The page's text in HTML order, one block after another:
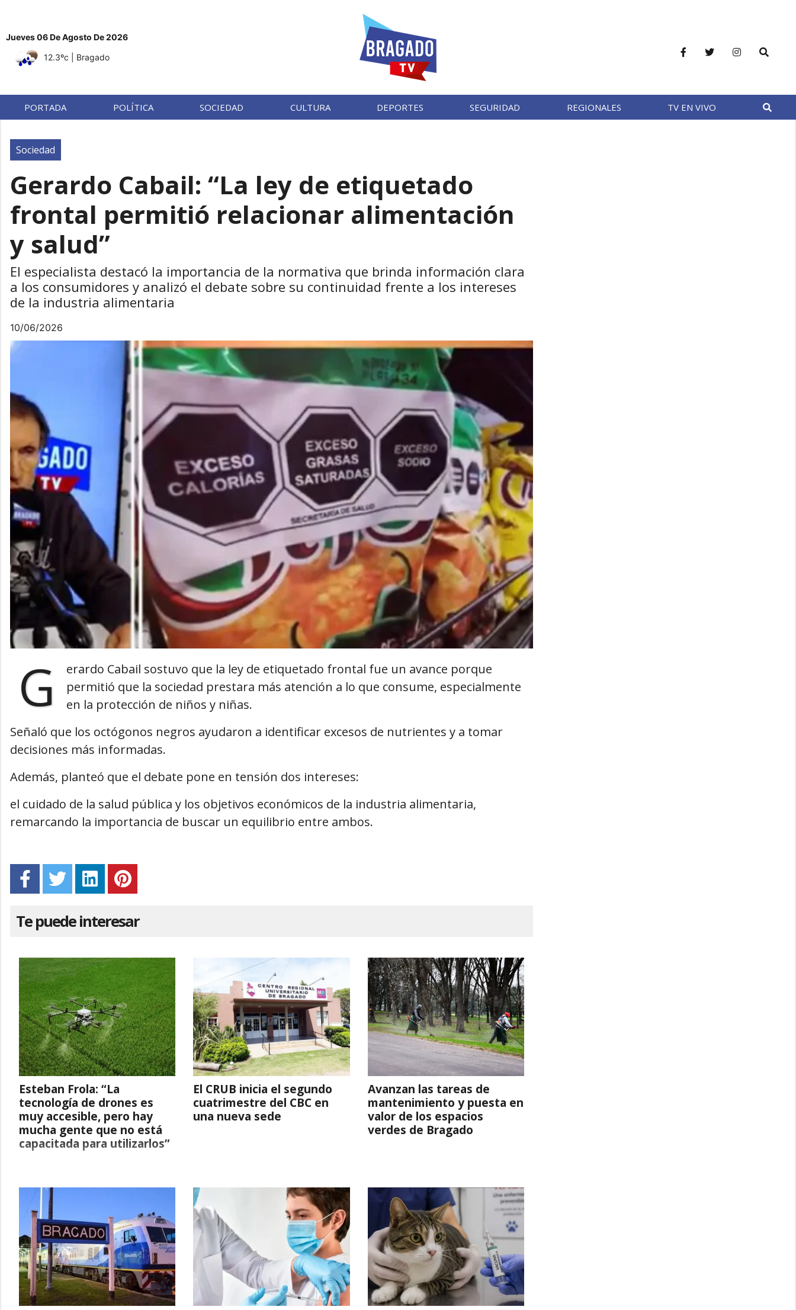
Jueves 06 De Agosto De 2026
12.3ºc
| Bragado
PORTADA POLÍTICA SOCIEDAD CULTURA DEPORTES SEGURIDAD REGIONALES TV EN VIVO
Sociedad
Gerardo Cabail: “La ley de etiquetado
frontal permitió relacionar alimentación
y salud”
El especialista destacó la importancia de la normativa que brinda información clara
a los consumidores y analizó el debate sobre su continuidad frente a los intereses
de la industria alimentaria
10/06/2026
G
erardo Cabail sostuvo que la ley de etiquetado frontal fue un avance porque
permitió que la sociedad prestara más atención a lo que consume, especialmente
en la protección de niños y niñas.
Señaló que los octógonos negros ayudaron a identificar excesos de nutrientes y a tomar
decisiones más informadas.
Además, planteó que el debate pone en tensión dos intereses:
el cuidado de la salud pública y los objetivos económicos de la industria alimentaria,
remarcando la importancia de buscar un equilibrio entre ambos.
Te puede interesar
Esteban Frola: “La
tecnología de drones es
muy accesible, pero hay
mucha gente que no está
capacitada para utilizarlos”
El CRUB inicia el segundo
cuatrimestre del CBC en
una nueva sede
Avanzan las tareas de
mantenimiento y puesta en
valor de los espacios
verdes de Bragado